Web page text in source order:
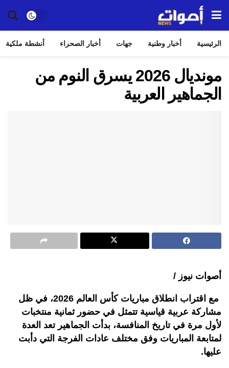
الرئيسية أخبار وطنية جهات أخبار الصحراء أنشطة ملكية
مونديال 2026 يسرق النوم من
الجماهير العربية
أصوات نيوز /
مع اقتراب انطلاق مباريات كأس العالم 2026، في ظل
مشاركة عربية قياسية تتمثل في حضور ثمانية منتخبات
لأول مرة في تاريخ المنافسة، بدأت الجماهير تعد العدة
لمتابعة المباريات وفق مختلف عادات الفرجة التي دأبت
عليها.